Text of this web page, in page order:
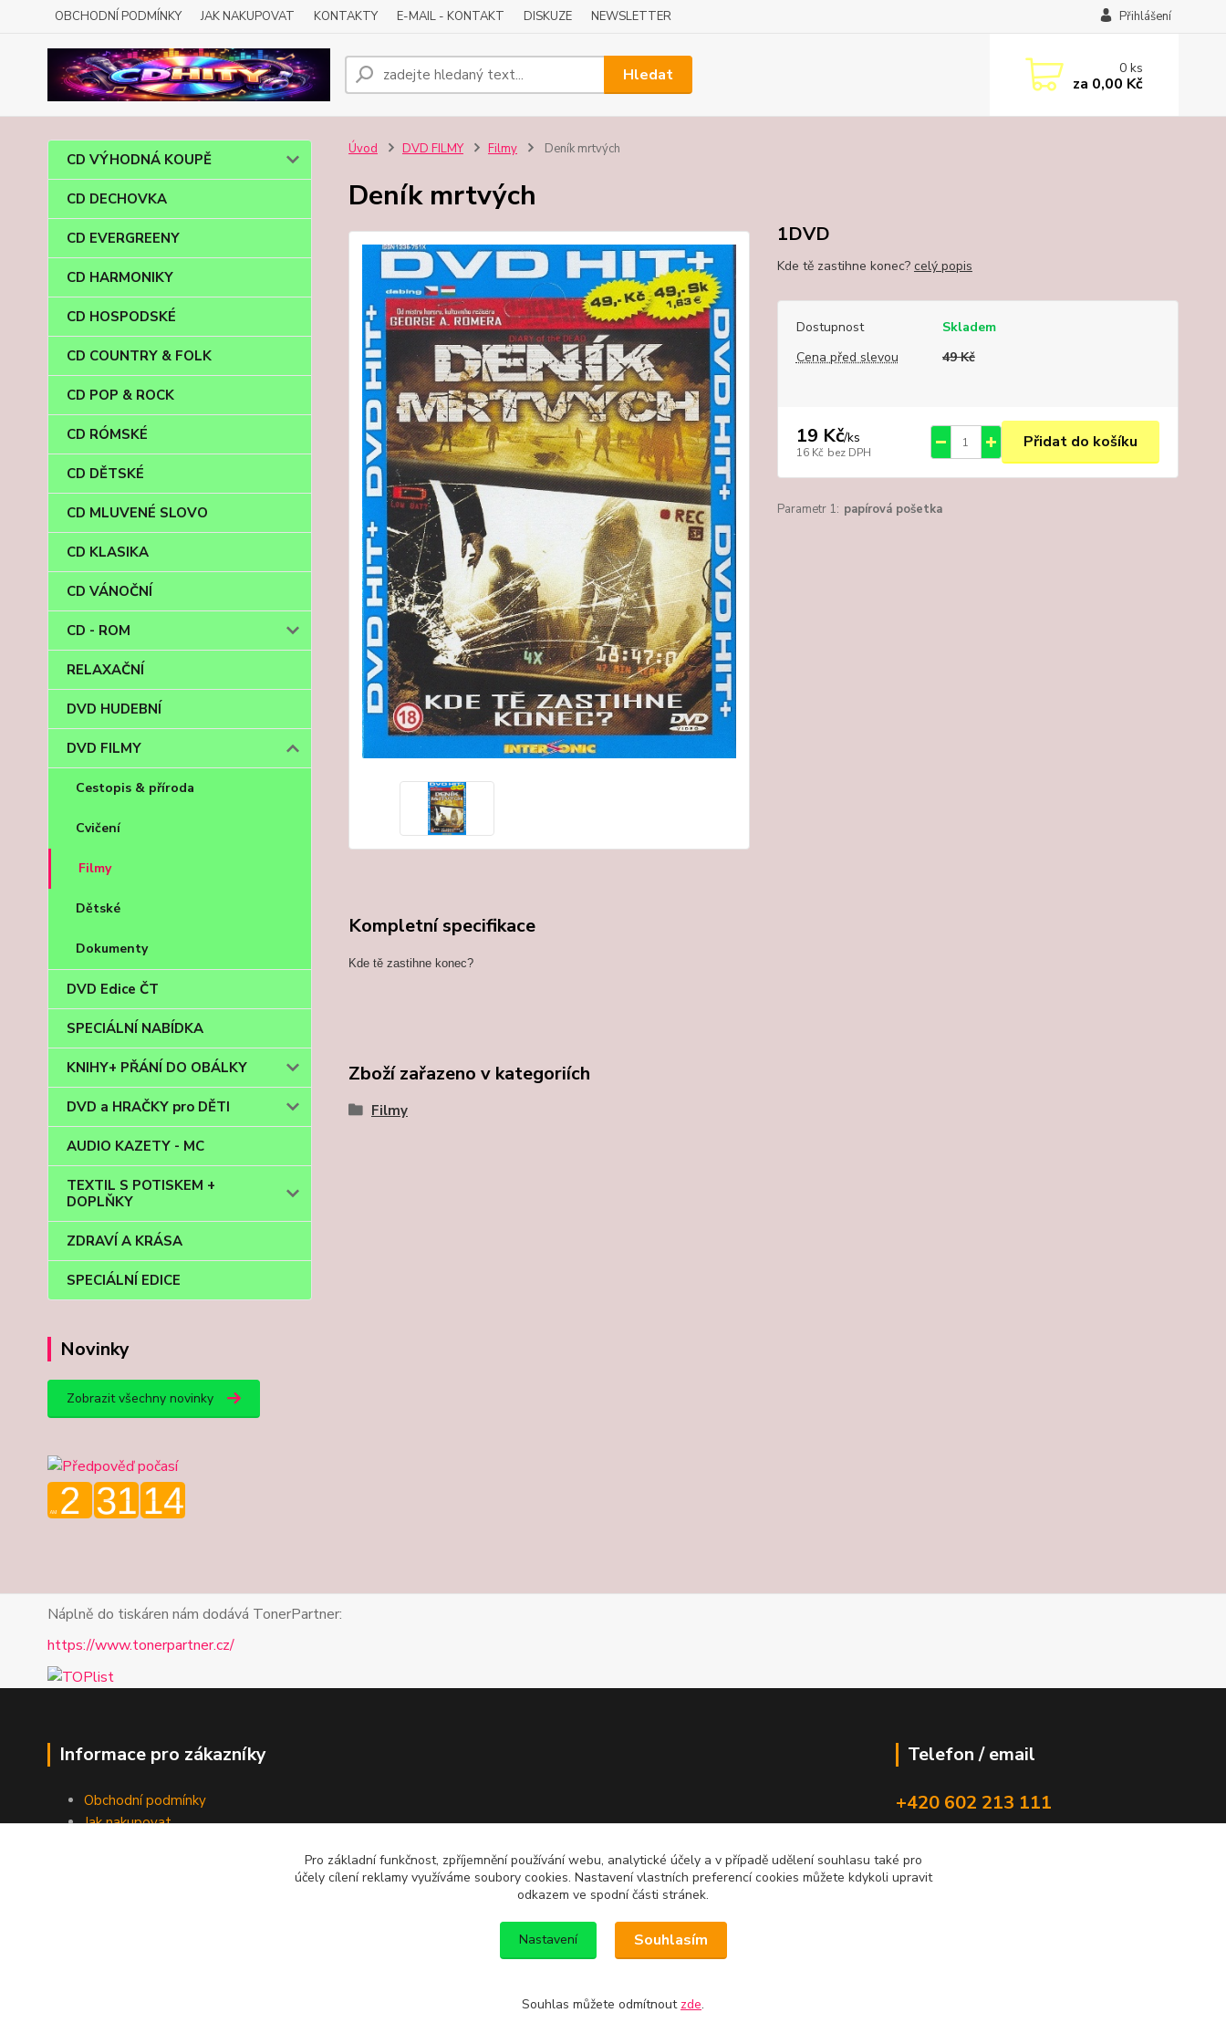
OBCHODNÍ PODMÍNKY JAK NAKUPOVAT KONTAKTY E-MAIL - KONTAKT DISKUZE NEWSLETTER Přihlášení
Hledat 0ks
za 0,00 Kč
CD VÝHODNÁ KOUPĚ
CD DECHOVKA
CD EVERGREENY
CD HARMONIKY
CD HOSPODSKÉ
CD COUNTRY & FOLK
CD POP & ROCK
CD RÓMSKÉ
CD DĚTSKÉ
CD MLUVENÉ SLOVO
CD KLASIKA
CD VÁNOČNÍ
CD - ROM
RELAXAČNÍ
DVD HUDEBNÍ
DVD FILMY
Cestopis & příroda
Cvičení
Filmy
Dětské
Dokumenty
DVD Edice ČT
SPECIÁLNÍ NABÍDKA
KNIHY+ PŘÁNÍ DO OBÁLKY
DVD a HRAČKY pro DĚTI
AUDIO KAZETY - MC
TEXTIL S POTISKEM +
DOPLŇKY
ZDRAVÍ A KRÁSA
SPECIÁLNÍ EDICE
Novinky
Zobrazit všechny novinky
Úvod DVD FILMY Filmy Deník mrtvých
Deník mrtvých
1DVD
Kde tě zastihne konec? celý popis
Dostupnost
Skladem
Cena před slevou
49 Kč
19 Kč/ks
16 Kč bez DPH
Přidat do košíku
Parametr 1: papírová pošetka
Kompletní specifikace
Kde tě zastihne konec?
Zboží zařazeno v kategoriích
Filmy
Náplně do tiskáren nám dodává TonerPartner:
https://www.tonerpartner.cz/
Informace pro zákazníky
Obchodní podmínky
Jak nakupovat
Telefon / email
+420 602 213 111
Pro základní funkčnost, zpříjemnění používání webu, analytické účely a v případě udělení souhlasu také pro
účely cílení reklamy využíváme soubory cookies. Nastavení vlastních preferencí cookies můžete kdykoli upravit
odkazem ve spodní části stránek.
Nastavení Souhlasím
Souhlas můžete odmítnout zde.